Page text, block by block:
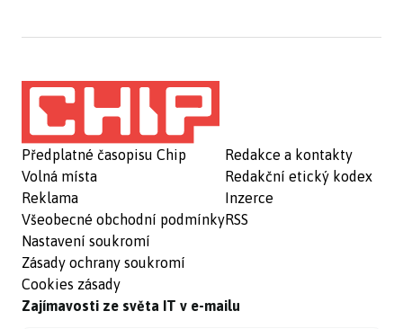
Předplatné časopisu Chip
Volná místa
Reklama
Všeobecné obchodní podmínky
Nastavení soukromí
Zásady ochrany soukromí
Cookies zásady
Redakce a kontakty
Redakční etický kodex
Inzerce
RSS
Zajímavosti ze světa IT v e-mailu